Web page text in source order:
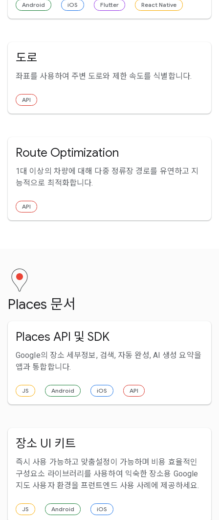
Android iOS Flutter React Native
도로
좌표를 사용하여 주변 도로와 제한 속도를 식별합니다.
API
Route Optimization
1대 이상의 차량에 대해 다중 정류장 경로를 유연하고 지
능적으로 최적화합니다.
API
Places 문서
Places API 및 SDK
Google의 장소 세부정보, 검색, 자동 완성, AI 생성 요약을
앱과 통합합니다.
JS Android iOS API
장소 UI 키트
즉시 사용 가능하고 맞춤설정이 가능하며 비용 효율적인
구성요소 라이브러리를 사용하여 익숙한 장소용 Google
지도 사용자 환경을 프런트엔드 사용 사례에 제공하세요.
JS Android iOS